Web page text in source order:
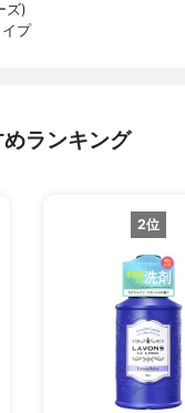
ズ)
プ
ランキング
2位